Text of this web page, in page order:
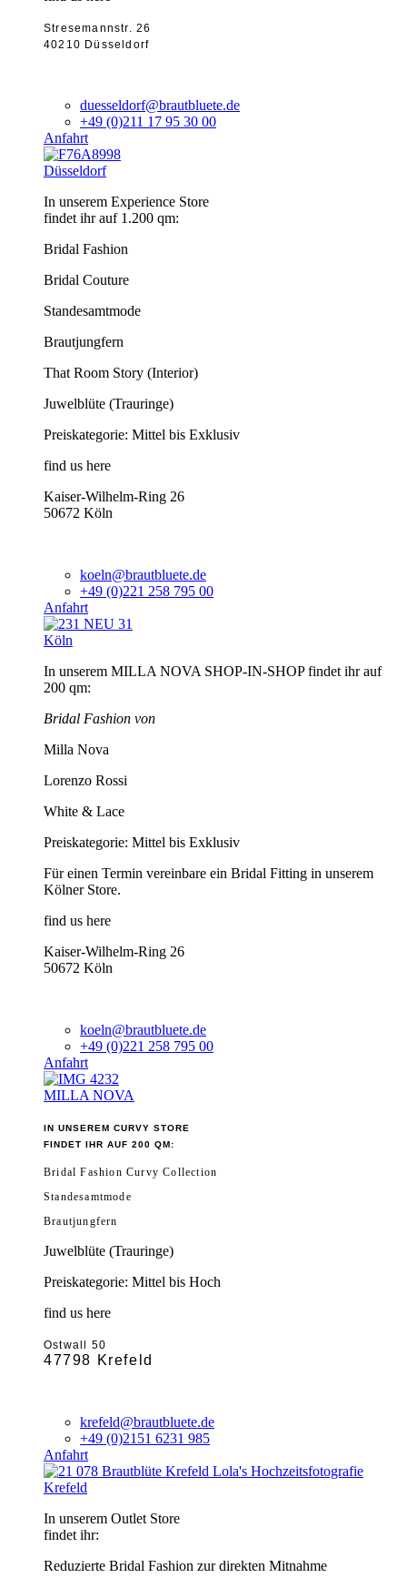
Stresemannstr. 26
40210 Düsseldorf
duesseldorf@brautbluete.de
+49 (0)211 17 95 30 00
Anfahrt
Düsseldorf
In unserem Experience Store
findet ihr auf 1.200 qm:
Bridal Fashion
Bridal Couture
Standesamtmode
Brautjungfern
That Room Story (Interior)
Juwelblüte (Trauringe)
Preiskategorie: Mittel bis Exklusiv
find us here
Kaiser-Wilhelm-Ring 26
50672 Köln
koeln@brautbluete.de
+49 (0)221 258 795 00
Anfahrt
Köln
In unserem MILLA NOVA SHOP-IN-SHOP findet ihr auf
200 qm:
Bridal Fashion von
Milla Nova
Lorenzo Rossi
White & Lace
Preiskategorie: Mittel bis Exklusiv
Für einen Termin vereinbare ein Bridal Fitting in unserem
Kölner Store.
find us here
Kaiser-Wilhelm-Ring 26
50672 Köln
koeln@brautbluete.de
+49 (0)221 258 795 00
Anfahrt
MILLA NOVA
IN UNSEREM CURVY STORE
FINDET IHR AUF 200 QM:
Bridal Fashion Curvy Collection
Standesamtmode
Brautjungfern
Juwelblüte (Trauringe)
Preiskategorie: Mittel bis Hoch
find us here
Ostwall 50
47798 Krefeld
krefeld@brautbluete.de
+49 (0)2151 6231 985
Anfahrt
Krefeld
In unserem Outlet Store
findet ihr:
Reduzierte Bridal Fashion zur direkten Mitnahme